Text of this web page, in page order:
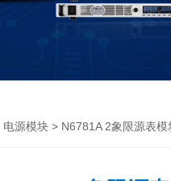
电源模块 > N6781A 2象限源表